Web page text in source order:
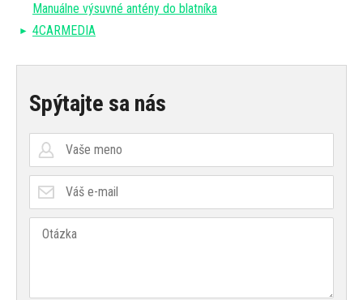
Manuálne výsuvné antény do blatníka
4CARMEDIA
Spýtajte sa nás